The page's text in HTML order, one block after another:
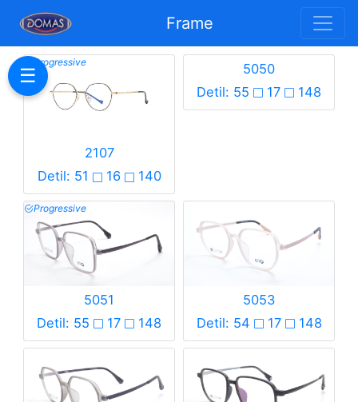
Frame
☰
Progressive
2107
Detil: 51
16 140
5050
Detil: 55
17 148
Progressive
5051
Detil: 55
17 148
5053
Detil: 54
17 148